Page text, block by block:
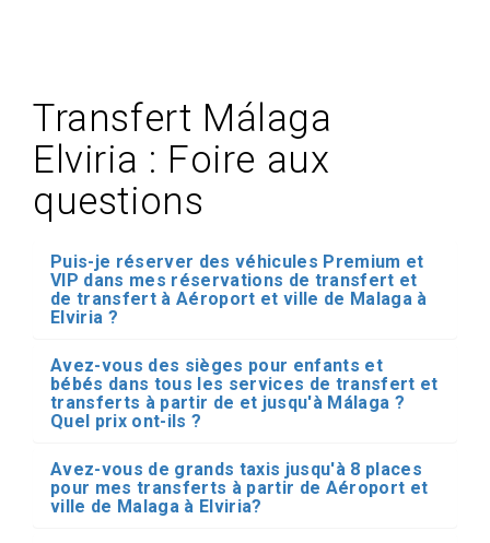
Transfert Málaga
Elviria : Foire aux
questions
Puis-je réserver des véhicules Premium et
VIP dans mes réservations de transfert et
de transfert à Aéroport et ville de Malaga à
Elviria ?
Avez-vous des sièges pour enfants et
bébés dans tous les services de transfert et
transferts à partir de et jusqu'à Málaga ?
Quel prix ont-ils ?
Avez-vous de grands taxis jusqu'à 8 places
pour mes transferts à partir de Aéroport et
ville de Malaga à Elviria?